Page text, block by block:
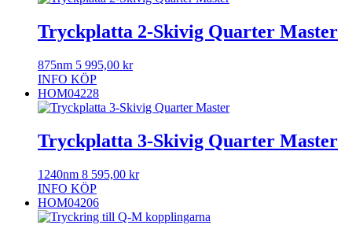
Tryckplatta 2-Skivig Quarter Master
875nm 5 995,00 kr
INFO KÖP
HOM04228
Tryckplatta 3-Skivig Quarter Master
1240nm 8 595,00 kr
INFO KÖP
HOM04206